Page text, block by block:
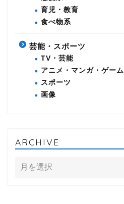
育児・教育
食べ物系
芸能・スポーツ
TV・芸能
アニメ・マンガ・ゲーム
スポーツ
画像
ARCHIVE